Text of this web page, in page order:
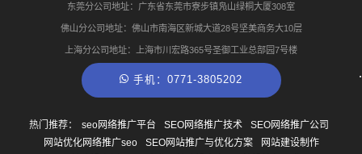
东莞分公司地址：广东省东莞市寮步镇凫山绿桐大厦308室
佛山分公司地址：佛山市南海区新城大道28号坚美商务大10层
上海分公司地址：上海市川宏路365号圣御工业总部园7号楼
手机：0771-3805202
热门推荐： seo网络推广平台 SEO网络推广技术
SEO网络推广公司
网站优化网络推广seo
SEO网站推广与优化方案
网站建设制作